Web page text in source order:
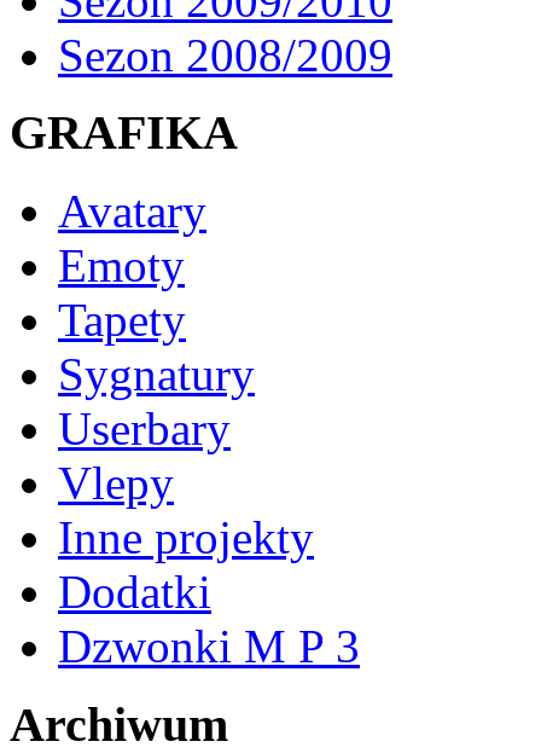
Sezon 2008/2009
GRAFIKA
Avatary
Emoty
Tapety
Sygnatury
Userbary
Vlepy
Inne projekty
Dodatki
Dzwonki M P 3
Archiwum